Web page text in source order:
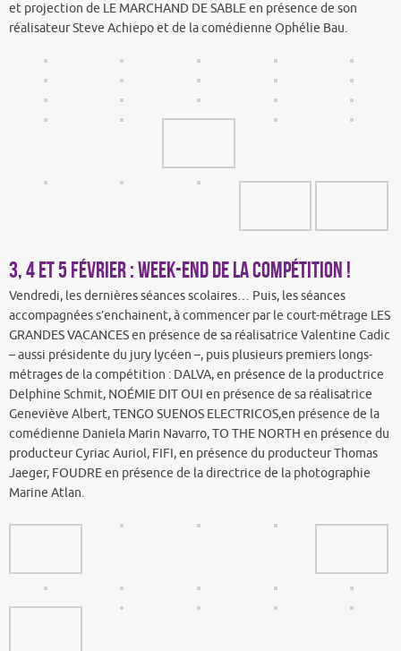
Vendredi, les dernières séances scolaires… Puis, les séances
accompagnées s’enchainent, à commencer par le court-métrage LES
– aussi présidente du jury lycéen –, puis plusieurs premiers longs-
Delphine Schmit, NOÉMIE DIT OUI en présence de sa réalisatrice
Geneviève Albert, TENGO SUENOS ELECTRICOS,en présence de la
comédienne Daniela Marin Navarro, TO THE NORTH en présence du
producteur Cyriac Auriol, FIFI, en présence du producteur Thomas
Jaeger, FOUDRE en présence de la directrice de la photographie
Marine Atlan.